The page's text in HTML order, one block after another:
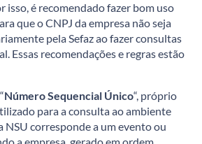
isso, é recomendado fazer bom uso
que o CNPJ da empresa não seja
pela Sefaz ao fazer consultas
Essas recomendações e regras estão
Número Sequencial Único“, próprio
para a consulta ao ambiente
NSU corresponde a um evento ou